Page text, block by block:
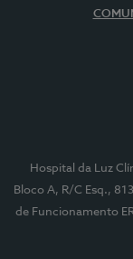
Hospital da Luz
Bloco A, R/C Esq.,
de Funcionamento